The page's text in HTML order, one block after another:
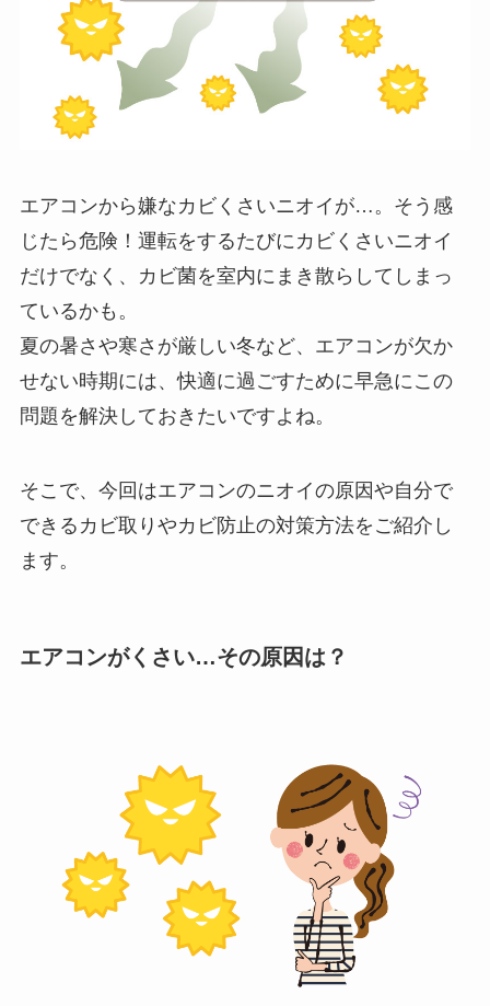
エアコンから嫌なカビくさいニオイが…。そう感
じたら危険！運転をするたびにカビくさいニオイ
だけでなく、カビ菌を室内にまき散らしてしまっ
ているかも。
夏の暑さや寒さが厳しい冬など、エアコンが欠か
せない時期には、快適に過ごすために早急にこの
問題を解決しておきたいですよね。
そこで、今回はエアコンのニオイの原因や自分で
できるカビ取りやカビ防止の対策方法をご紹介し
ます。
エアコンがくさい…その原因は？